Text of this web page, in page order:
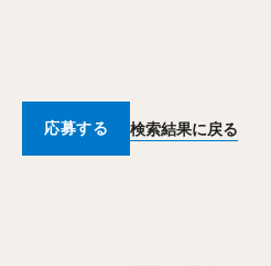
応募する 検索結果に戻る